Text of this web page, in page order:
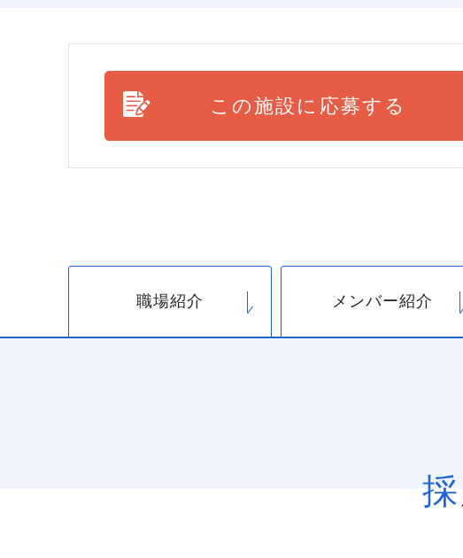
この施設に応募する
職場紹介 メンバー紹介